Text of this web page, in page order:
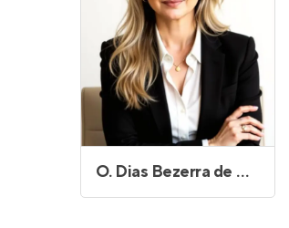
O. Dias Bezerra de Menezes